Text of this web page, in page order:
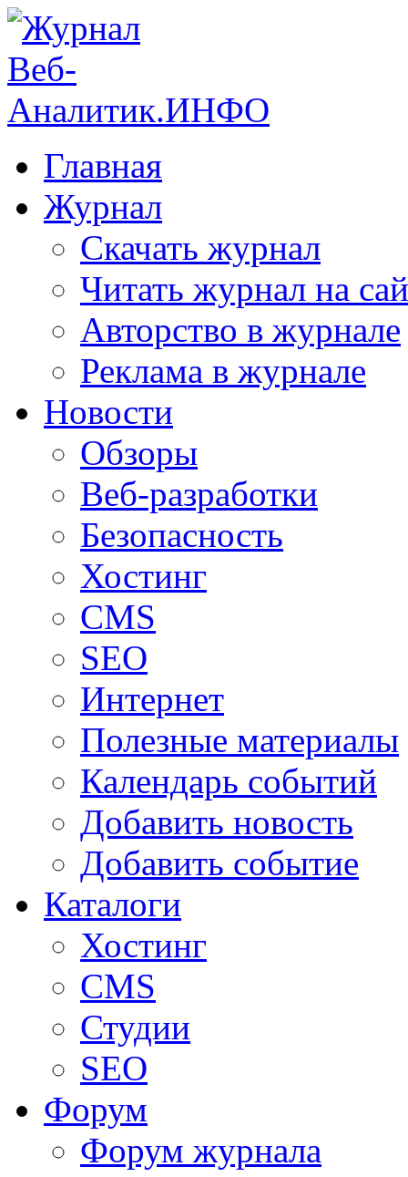
Главная
Журнал
Скачать журнал
Читать журнал на
Авторство в журнале
Реклама в журнале
Новости
Обзоры
Веб-разработки
Безопасность
Хостинг
CMS
SEO
Интернет
Полезные материалы
Календарь событий
Добавить новость
Добавить событие
Каталоги
Хостинг
CMS
Студии
SEO
Форум
Форум журнала